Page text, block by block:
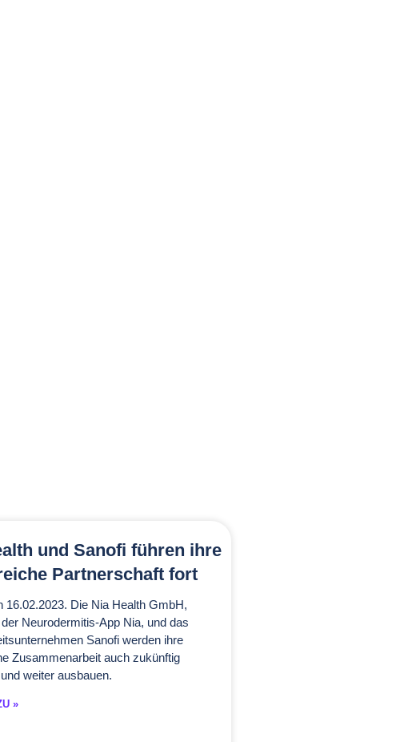
und Sanofi führen ihre
Partnerschaft fort
16.02.2023. Die Nia Health GmbH,
Neurodermitis-App Nia, und das
Sanofi werden ihre
Zusammenarbeit auch zukünftig
weiter ausbauen.
»